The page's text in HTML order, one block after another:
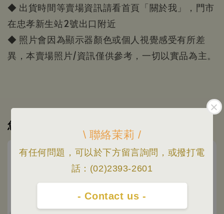
\ 聯絡茉莉 /
有任何問題，可以於下方留言詢問，或撥打電
話：(02)2393-2601
- Contact us -
◆ 出貨時間等賣場資訊請看首頁「關於我」，門市
在忠孝新生站2號出口附近
◆ 照片會因為顯示器顏色或個人視覺感受有所差
異，本賣場照片/資訊僅供參考，一切以實品為主。
您可能也喜歡